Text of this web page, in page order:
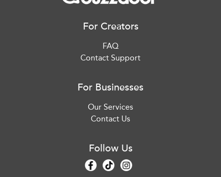
For Creators
FAQ
Contact Support
For Businesses
Our Services
Contact Us
Follow Us